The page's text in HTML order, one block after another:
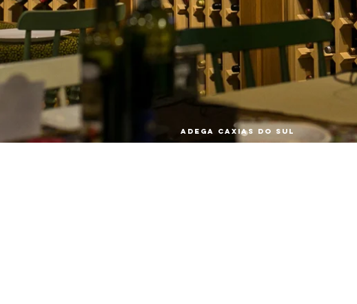
ADEGA CAXIAS DO SUL